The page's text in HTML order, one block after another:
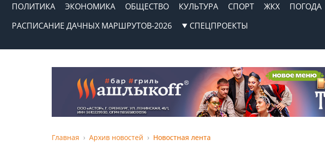
ПОЛИТИКА
ЭКОНОМИКА ОБЩЕСТВО КУЛЬТУРА СПОРТ ЖКХ ПОГОДА
РАСПИСАНИЕ ДАЧНЫХ МАРШРУТОВ-2026
СПЕЦПРОЕКТЫ
Главная Архив новостей Новостная лента